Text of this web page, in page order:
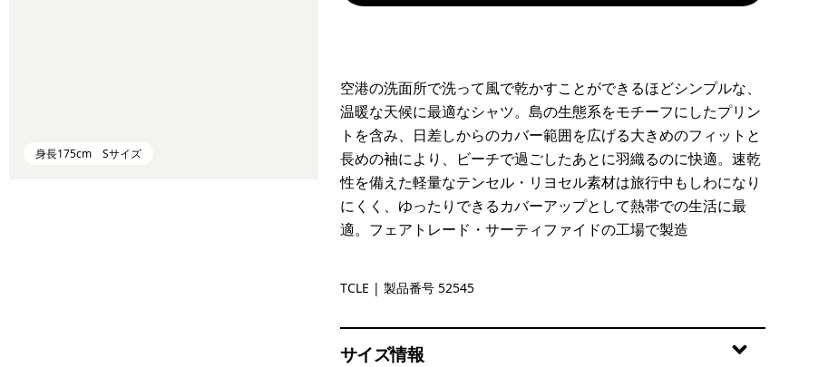
身長175cm Sサイズ
空港の洗面所で洗って風で乾かすことができるほどシンプルな、
温暖な天候に最適なシャツ。島の生態系をモチーフにしたプリン
トを含み、日差しからのカバー範囲を広げる大きめのフィットと
長めの袖により、ビーチで過ごしたあとに羽織るのに快適。速乾
性を備えた軽量なテンセル・リヨセル素材は旅行中もしわになり
にくく、ゆったりできるカバーアップとして熱帯での生活に最
適。フェアトレード・サーティファイドの工場で製造
Tropiclimb: Hot Ember
TCLE | 製品番号 52545
サイズ情報